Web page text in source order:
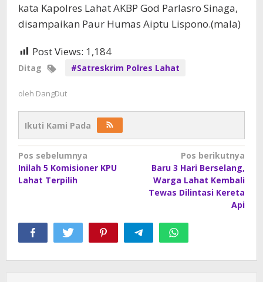
kata Kapolres Lahat AKBP God Parlasro Sinaga,
disampaikan Paur Humas Aiptu Lispono.(mala)
Post Views: 1,184
Ditag #Satreskrim Polres Lahat
oleh DangDut
Ikuti Kami Pada
Navigasi
pos
Pos sebelumnya
Inilah 5 Komisioner KPU
Lahat Terpilih
Pos berikutnya
Baru 3 Hari Berselang,
Warga Lahat Kembali
Tewas Dilintasi Kereta
Api